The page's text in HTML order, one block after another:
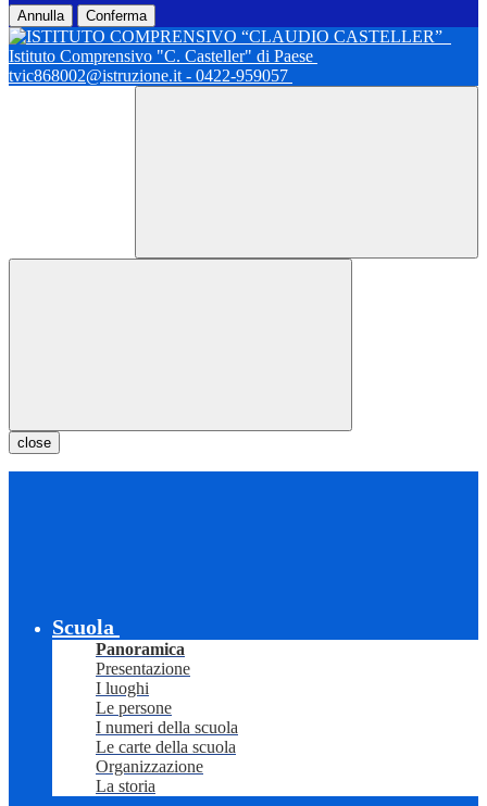
Annulla Conferma
Istituto Comprensivo "C. Casteller" di Paese
tvic868002@istruzione.it - 0422-959057
close
Scuola
Panoramica
Presentazione
I luoghi
Le persone
I numeri della scuola
Le carte della scuola
Organizzazione
La storia